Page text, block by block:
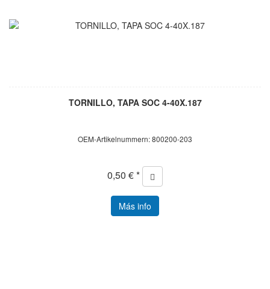
TORNILLO, TAPA SOC 4-40X.187
OEM-Artikelnummern: 800200-203
0,50 € *
Más info